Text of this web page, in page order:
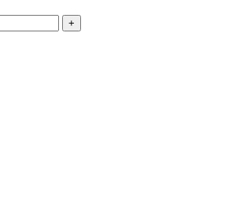
+